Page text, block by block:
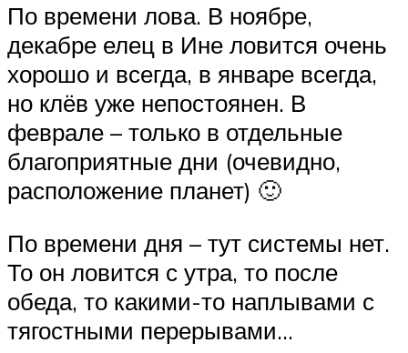
По времени лова. В ноябре,
декабре елец в Ине ловится очень
хорошо и всегда, в январе всегда,
но клёв уже непостоянен. В
феврале – только в отдельные
благоприятные дни (очевидно,
расположение планет) 🙂
По времени дня – тут системы нет.
То он ловится с утра, то после
обеда, то какими-то наплывами с
тягостными перерывами…